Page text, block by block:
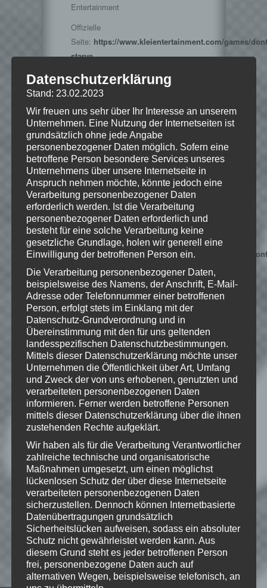
Entertainment
Offizielle
Seite: https://www.kleientertainment.com/games/
starve
Offizielle Seite (Multiplayer):
https://www.kleientertainment.com/games/dont-
Hinweise
Wenn Dir das Spiel gefällt,
unterstütze bitte die Entwickler und
kaufe Dir das Spiel im Original!
Offizielle
Seite:https://www.kleientertainment.com/games/
starve
Offizielle Seite (Multiplayer):
https://www.kleientertainment.com/games/dont-
starve-together
© All Rights Reserved Klei Entertainment
2015
Klicke hier und lasse
eine Bewertung da!
Schreibe einen Kommentar
Deine E-Mail-Adresse wird nicht
veröffentlicht. Erforderliche Felder
sind mit*markiert
Kommentar*
Datenschutzerklärung
Stand: 23.02.2023
Wir freuen uns sehr über Ihr Interesse an unserem
Unternehmen. Eine Nutzung der Internetseiten ist
grundsätzlich ohne jede Angabe
personenbezogener Daten möglich. Sofern eine
betroffene Person besondere Services unseres
Unternehmens über unsere Internetseite in
Anspruch nehmen möchte, könnte jedoch eine
Verarbeitung personenbezogener Daten
erforderlich werden. Ist die Verarbeitung
personenbezogener Daten erforderlich und
besteht für eine solche Verarbeitung keine
gesetzliche Grundlage, holen wir generell eine
Einwilligung der betroffenen Person ein.
Die Verarbeitung personenbezogener Daten,
beispielsweise des Namens, der Anschrift, E-Mail-
Adresse oder Telefonnummer einer betroffenen
Person, erfolgt stets im Einklang mit der
Datenschutz-Grundverordnung und in
Übereinstimmung mit den für uns geltenden
landesspezifischen Datenschutzbestimmungen.
Mittels dieser Datenschutzerklärung möchte unser
Unternehmen die Öffentlichkeit über Art, Umfang
und Zweck der von uns erhobenen, genutzten und
verarbeiteten personenbezogenen Daten
informieren. Ferner werden betroffene Personen
mittels dieser Datenschutzerklärung über die ihnen
zustehenden Rechte aufgeklärt.
Wir haben als für die Verarbeitung Verantwortlicher
zahlreiche technische und organisatorische
Maßnahmen umgesetzt, um einen möglichst
lückenlosen Schutz der über diese Internetseite
verarbeiteten personenbezogenen Daten
sicherzustellen. Dennoch können Internetbasierte
Datenübertragungen grundsätzlich
Sicherheitslücken aufweisen, sodass ein absoluter
Schutz nicht gewährleistet werden kann. Aus
diesem Grund steht es jeder betroffenen Person
frei, personenbezogene Daten auch auf
alternativen Wegen, beispielsweise telefonisch, an